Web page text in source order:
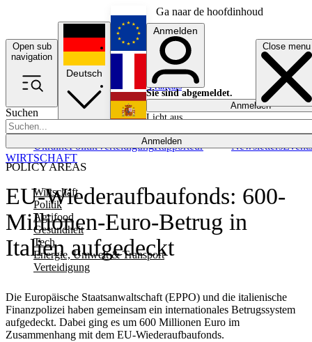
Ga naar de hoofdinhoud
Open sub
navigation
Close menu
Suchen
Anmelden
POLICY AREAS
Wirtschaft
Politik
Agrifood
Gesundheit
Tech
Energie, Umwelt & Transport
Verteidigung
UkrainePolitikVerteidigungRapporteur NewslettersEvents
Deutsch
English
Français
Anmelden
Sie sind abgemeldet.
Anmelden
Licht aus
EU-Wiederaufbaufonds: 600-
Millionen-Euro-Betrug in
Italien aufgedeckt
Die Europäische Staatsanwaltschaft (EPPO) und die italienische
Finanzpolizei haben gemeinsam ein internationales Betrugssystem
aufgedeckt. Dabei ging es um 600 Millionen Euro im
Zusammenhang mit dem EU-Wiederaufbaufonds.
WIRTSCHAFT